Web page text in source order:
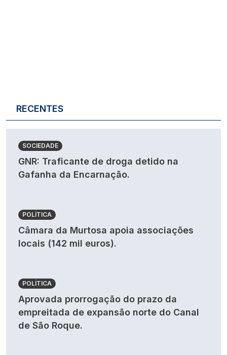
RECENTES
SOCIEDADE
GNR: Traficante de droga detido na
Gafanha da Encarnação.
POLÍTICA
Câmara da Murtosa apoia associações
locais (142 mil euros).
POLÍTICA
Aprovada prorrogação do prazo da
empreitada de expansão norte do Canal
de São Roque.